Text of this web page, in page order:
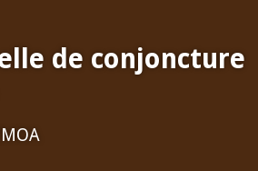
de conjoncture